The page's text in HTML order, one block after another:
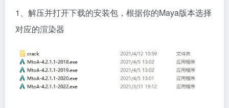
1、解压并打开下载的安装包，根据你的Maya版本选择
对应的渲染器